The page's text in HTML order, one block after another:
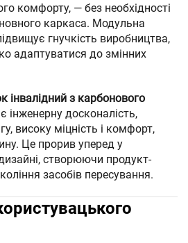
комфорту, — без необхідності
каркаса. Модульна
гнучкість виробництва,
адаптуватися до змінних
інвалідний з карбонового
інженерну досконалість,
високу міцність і комфорт,
Це прорив уперед у
створюючи продукт-
засобів пересування.